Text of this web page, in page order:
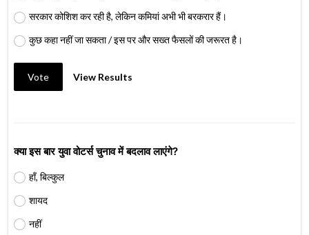
सरकार कोशिश कर रही है, लेकिन कमियां अभी भी बरकरार हैं।
कुछ कहा नहीं जा सकता / इस पर और सख्त फैसलों की जरूरत है।
Vote View Results
क्या इस बार युवा वोटर्स चुनाव में बदलाव लाएंगे?
हाँ, बिल्कुल
शायद
नहीं